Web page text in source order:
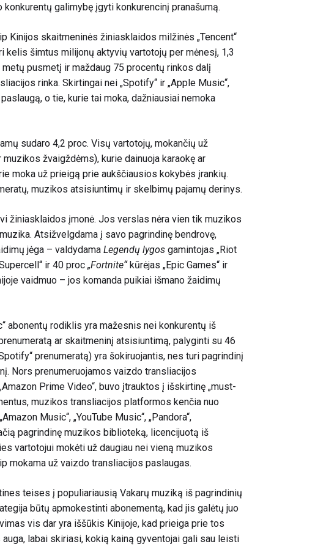
galimybę įgyti konkurencinį pranašumą.
Kinijos skaitmeninės žiniasklaidos milžinės „Tencent“
kelis šimtus milijonų aktyvių vartotojų per mėnesį, 1,3
pusmetį ir maždaug 75 procentų rinkos dalį
rinka. Skirtingai nei „Spotify“ ir „Apple Music“,
o tie, kurie tai moka, dažniausiai nemoka
sudaro 4,2 proc. Visų vartotojų, mokančių už
žvaigždėms), kurie dainuoja karaokę ar
moka už prieigą prie aukščiausios kokybės įrankių.
muzikos atsisiuntimų ir skelbimų pajamų derinys.
žiniasklaidos įmonė. Jos verslas nėra vien tik muzikos
Atsižvelgdama į savo pagrindinę bendrovę,
jėga – valdydama Legendų lygos gamintojas „Riot
ir 40 proc „Fortnite“ kūrėjas „Epic Games“ ir
vaidmuo – jos komanda puikiai išmano žaidimų
abonentų rodiklis yra mažesnis nei konkurentų iš
ar skaitmeninį atsisiuntimą, palyginti su 46
prenumeratą) yra šokiruojantis, nes turi pagrindinį
Nors prenumeruojamos vaizdo transliacijos
Prime Video“, buvo įtrauktos į išskirtinę „must-
muzikos transliacijos platformos kenčia nuo
Music“, „YouTube Music“, „Pandora“,
pagrindinę muzikos biblioteką, licencijuotą iš
vartotojui mokėti už daugiau nei vieną muzikos
mokama už vaizdo transliacijos paslaugas.
teises į populiariausią Vakarų muziką iš pagrindinių
būtų apmokestinti abonementą, kad jis galėtų juo
vis dar yra iššūkis Kinijoje, kad prieiga prie tos
labai skiriasi, kokią kainą gyventojai gali sau leisti